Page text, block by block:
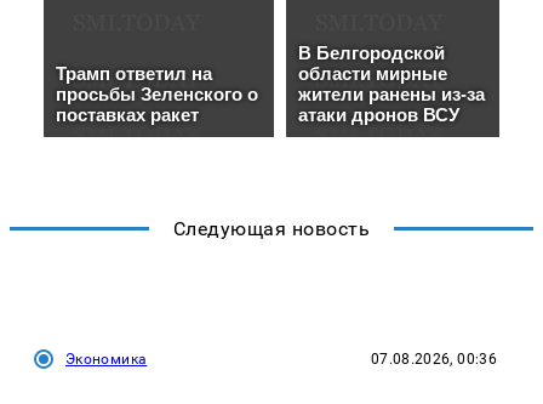
Следующая новость
Экономика 07.08.2026, 00:36